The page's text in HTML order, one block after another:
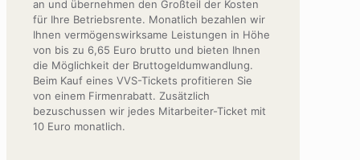
an und übernehmen den Großteil der Kosten
für Ihre Betriebsrente. Monatlich bezahlen wir
Ihnen vermögenswirksame Leistungen in Höhe
von bis zu 6,65 Euro brutto und bieten Ihnen
die Möglichkeit der Bruttogeldumwandlung.
Beim Kauf eines VVS-Tickets profitieren Sie
von einem Firmenrabatt. Zusätzlich
bezuschussen wir jedes Mitarbeiter-Ticket mit
10 Euro monatlich.